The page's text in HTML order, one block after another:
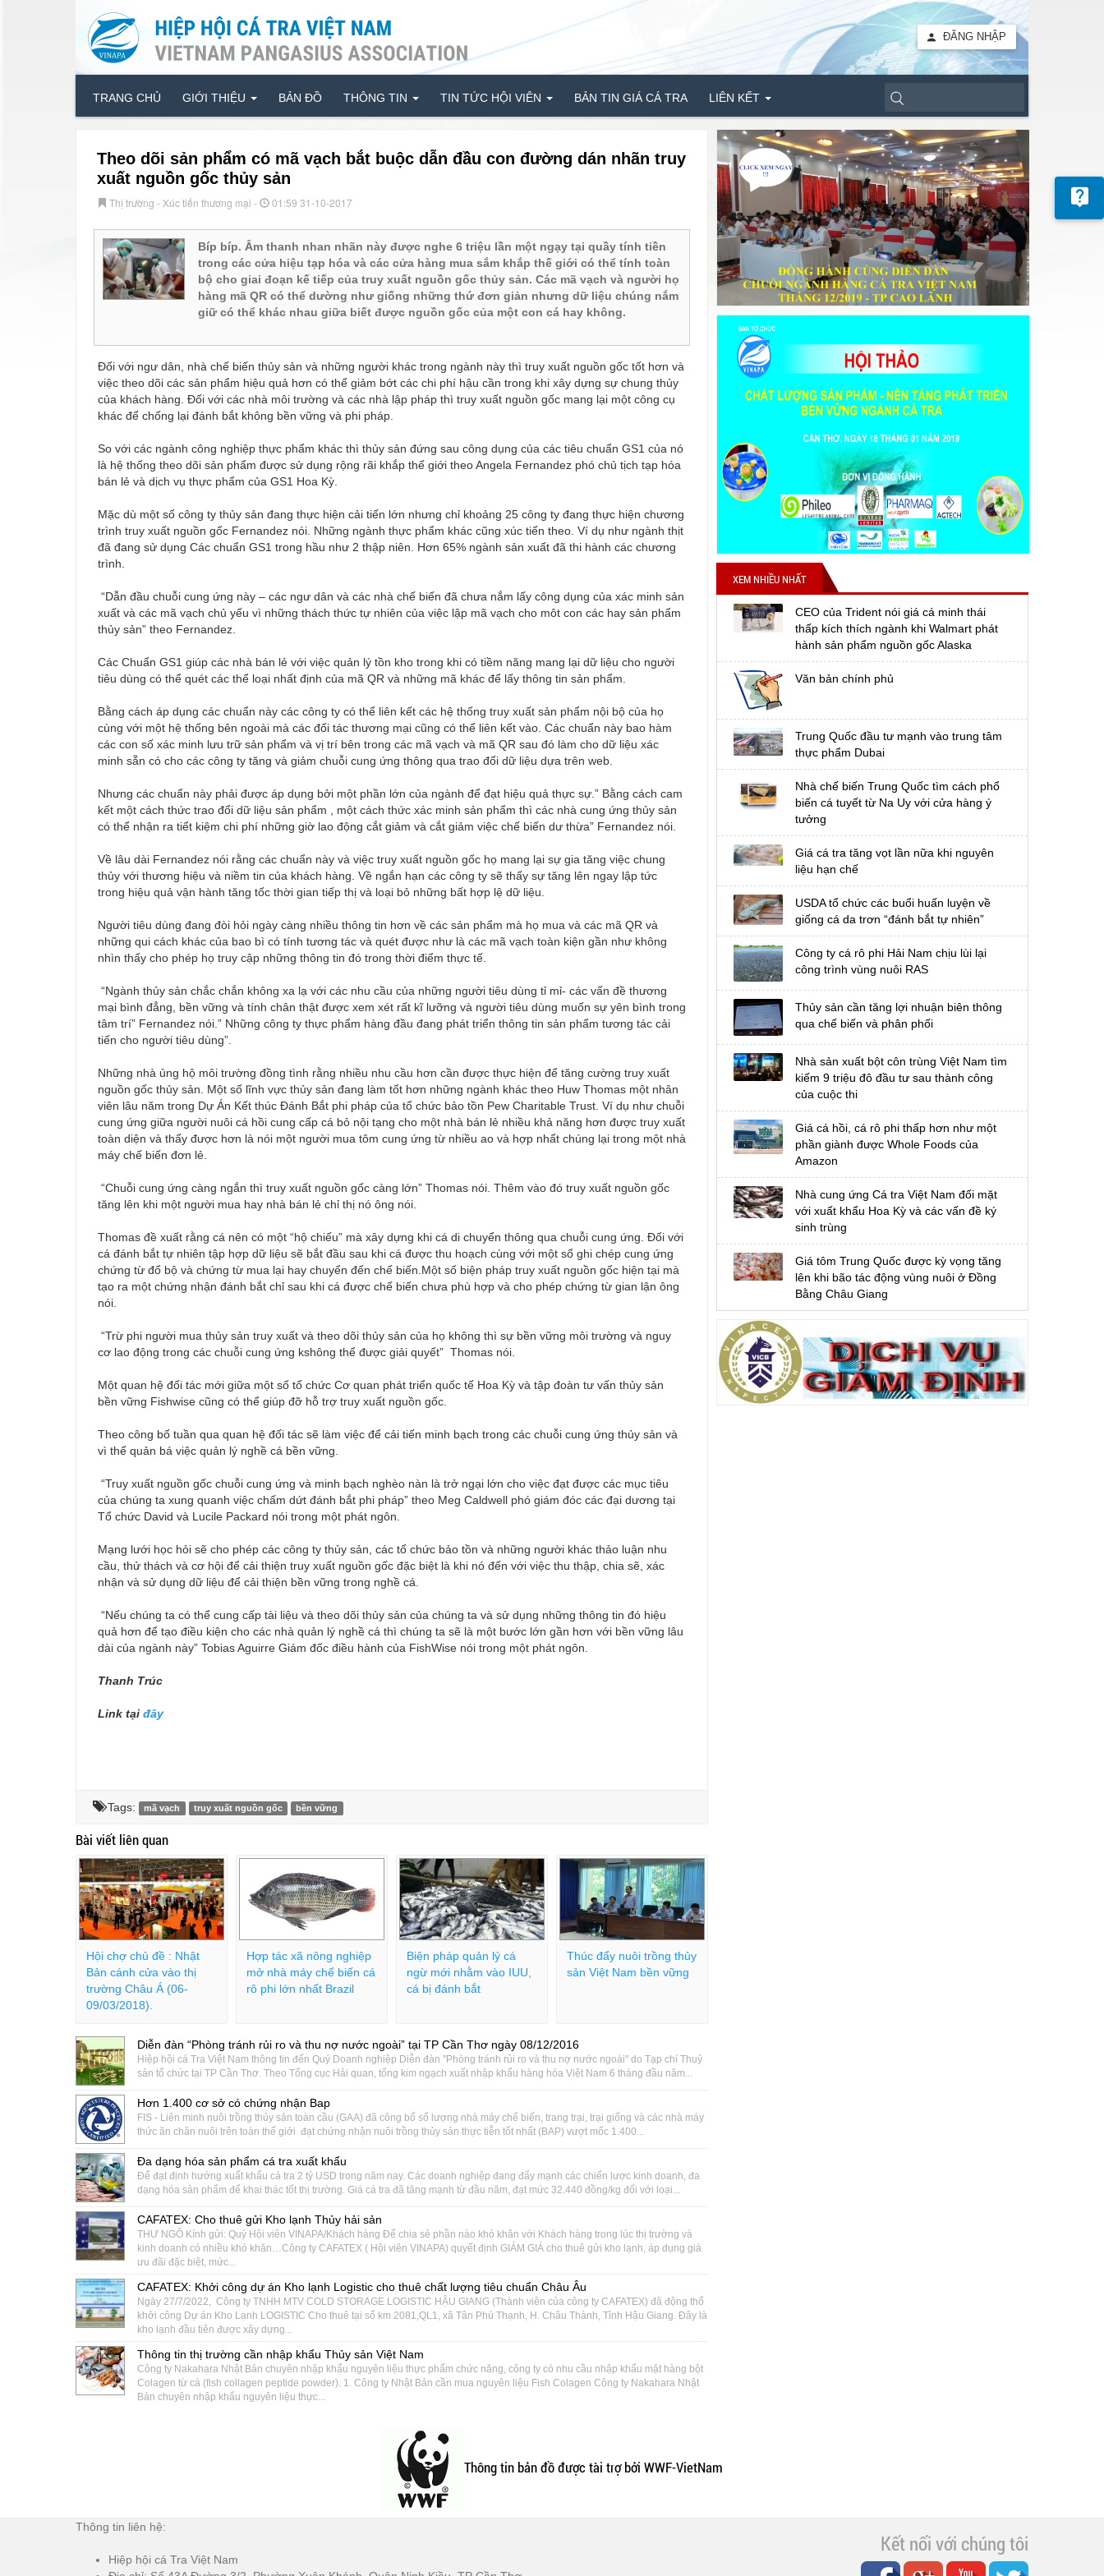
ĐĂNG NHẬP
TRANG CHỦ GIỚI THIỆU BẢN ĐỒ THÔNG TIN TIN TỨC HỘI VIÊN BẢN TIN GIÁ CÁ TRA LIÊN KẾT
Theo dõi sản phẩm có mã vạch bắt buộc dẫn đầu con đường dán nhãn truy
xuất nguồn gốc thủy sản
Thị trường - Xúc tiến thương mại - 01:59 31-10-2017
Bíp bíp. Âm thanh nhan nhãn này được nghe 6 triệu lần một ngạy tại quầy tính tiền
trong các cửa hiệu tạp hóa và các cửa hàng mua sắm khắp thế giới có thể tính toàn
bộ cho giai đoạn kế tiếp của truy xuất nguồn gốc thủy sản. Các mã vạch và người họ
hàng mã QR có thể dường như giống những thứ đơn giản nhưng dữ liệu chúng nắm
giữ có thể khác nhau giữa biết được nguồn gốc của một con cá hay không.
Đối với ngư dân, nhà chế biến thủy sản và những người khác trong ngành này thì truy xuất nguồn gốc tốt hơn và
việc theo dõi các sản phẩm hiệu quả hơn có thể giảm bớt các chi phí hậu cần trong khi xây dựng sự chung thủy
của khách hàng. Đối với các nhà môi trường và các nhà lập pháp thì truy xuất nguồn gốc mang lại một công cụ
khác để chống lại đánh bắt không bền vững và phi pháp.
So với các ngành công nghiệp thực phẩm khác thì thủy sản đứng sau công dụng của các tiêu chuẩn GS1 của nó
là hệ thống theo dõi sản phẩm được sử dụng rộng rãi khắp thế giới theo Angela Fernandez phó chủ tịch tạp hóa
bán lẻ và dịch vụ thực phẩm của GS1 Hoa Kỳ.
Mặc dù một số công ty thủy sản đang thực hiện cải tiến lớn nhưng chỉ khoảng 25 công ty đang thực hiện chương
trình truy xuất nguồn gốc Fernandez nói. Những ngành thực phẩm khác cũng xúc tiến theo. Ví dụ như ngành thịt
đã đang sử dụng Các chuẩn GS1 trong hầu như 2 thập niên. Hơn 65% ngành sản xuất đã thi hành các chương
trình.
“Dẫn đầu chuỗi cung ứng này – các ngư dân và các nhà chế biến đã chưa nắm lấy công dụng của xác minh sản
xuất và các mã vạch chủ yếu vì những thách thức tự nhiên của việc lập mã vạch cho môt con các hay sản phẩm
thủy sản” theo Fernandez.
Các Chuẩn GS1 giúp các nhà bán lẻ với việc quản lý tồn kho trong khi có tiềm năng mang lại dữ liệu cho người
tiêu dùng có thể quét các thể loại nhất định của mã QR và những mã khác để lấy thông tin sản phẩm.
Bằng cách áp dụng các chuẩn này các công ty có thể liên kết các hệ thống truy xuất sản phẩm nội bộ của họ
cùng với một hệ thống bên ngoài mà các đối tác thương mại cũng có thể liên kết vào. Các chuẩn này bao hàm
các con số xác minh lưu trữ sản phẩm và vị trí bên trong các mã vạch và mã QR sau đó làm cho dữ liệu xác
minh sẵn có cho các công ty tăng và giảm chuỗi cung ứng thông qua trao đổi dữ liệu dựa trên web.
Nhưng các chuẩn này phải được áp dụng bởi một phần lớn của ngành để đạt hiệu quả thực sự.” Bằng cách cam
kết một cách thức trao đổi dữ liệu sản phẩm , một cách thức xác minh sản phẩm thì các nhà cung ứng thủy sản
có thể nhận ra tiết kiệm chi phí những giờ lao động cắt giảm và cắt giảm việc chế biến dư thừa” Fernandez nói.
Về lâu dài Fernandez nói rằng các chuẩn này và việc truy xuất nguồn gốc họ mang lại sự gia tăng việc chung
thủy với thương hiệu và niềm tin của khách hàng. Về ngắn hạn các công ty sẽ thấy sự tăng lên ngay lập tức
trong hiệu quả vận hành tăng tốc thời gian tiếp thị và loại bỏ những bất hợp lệ dữ liệu.
Người tiêu dùng đang đòi hỏi ngày càng nhiều thông tin hơn về các sản phẩm mà họ mua và các mã QR và
những qui cách khác của bao bì có tính tương tác và quét được như là các mã vạch toàn kiện gần như không
nhìn thấy cho phép họ truy cập những thông tin đó trong thời điểm thực tế.
“Ngành thủy sản chắc chắn không xa lạ với các nhu cầu của những người tiêu dùng tỉ mỉ- các vấn đề thương
mại bình đẳng, bền vững và tính chân thật được xem xét rất kĩ lưỡng và người tiêu dùng muốn sự yên bình trong
tâm trí” Fernandez nói.” Những công ty thực phẩm hàng đầu đang phát triển thông tin sản phẩm tương tác cải
tiến cho người tiêu dùng”.
Những nhà ủng hộ môi trường đồng tình rằng nhiều nhu cầu hơn cần được thực hiện để tăng cường truy xuất
nguồn gốc thủy sản. Một số lĩnh vực thủy sản đang làm tốt hơn những ngành khác theo Huw Thomas một nhân
viên lâu năm trong Dự Án Kết thúc Đánh Bắt phi pháp của tổ chức bảo tồn Pew Charitable Trust. Ví dụ như chuỗi
cung ứng giữa người nuôi cá hồi cung cấp cá bỏ nội tạng cho một nhà bán lẻ nhiều khả năng hơn được truy xuất
toàn diện và thấy được hơn là nói một người mua tôm cung ứng từ nhiều ao và hợp nhất chúng lại trong một nhà
máy chế biến đơn lẻ.
“Chuỗi cung ứng càng ngắn thì truy xuất nguồn gốc càng lớn” Thomas nói. Thêm vào đó truy xuất nguồn gốc
tăng lên khi một người mua hay nhà bán lẻ chỉ thị nó ông nói.
Thomas đề xuất rằng cá nên có một “hộ chiếu” mà xây dựng khi cá di chuyển thông qua chuỗi cung ứng. Đối với
cá đánh bắt tự nhiên tập hợp dữ liệu sẽ bắt đầu sau khi cá được thu hoạch cùng với một sổ ghi chép cung ứng
chứng từ đổ bộ và chứng từ mua lại hay chuyển đến chế biến.Một số biện pháp truy xuất nguồn gốc hiện tại mà
tạo ra một chứng nhận đánh bắt chỉ sau khi cá được chế biến chưa phù hợp và cho phép chứng từ gian lận ông
nói.
“Trừ phi người mua thủy sản truy xuất và theo dõi thủy sản của họ không thì sự bền vững môi trường và nguy
cơ lao động trong các chuỗi cung ứng kshông thể được giải quyết” Thomas nói.
Một quan hệ đối tác mới giữa một số tổ chức Cơ quan phát triển quốc tế Hoa Kỳ và tập đoàn tư vấn thủy sản
bền vững Fishwise cũng có thể giúp đỡ hỗ trợ truy xuất nguồn gốc.
Theo công bố tuần qua quan hệ đối tác sẽ làm việc để cải tiến minh bạch trong các chuỗi cung ứng thủy sản và
vì thế quản bá việc quản lý nghề cá bền vững.
“Truy xuất nguồn gốc chuỗi cung ứng và minh bạch nghèo nàn là trở ngại lớn cho việc đạt được các mục tiêu
của chúng ta xung quanh việc chấm dứt đánh bắt phi pháp” theo Meg Caldwell phó giám đóc các đại dương tại
Tổ chức David và Lucile Packard nói trong một phát ngôn.
Mạng lưới học hỏi sẽ cho phép các công ty thủy sản, các tổ chức bảo tồn và những người khác thảo luận nhu
cầu, thử thách và cơ hội để cải thiện truy xuất nguồn gốc đặc biệt là khi nó đến với việc thu thập, chia sẽ, xác
nhận và sử dụng dữ liệu để cải thiện bền vững trong nghề cá.
“Nếu chúng ta có thể cung cấp tài liệu và theo dõi thủy sản của chúng ta và sử dụng những thông tin đó hiệu
quả hơn để tạo điều kiện cho các nhà quản lý nghề cá thì chúng ta sẽ là một bước lớn gần hơn với bền vững lâu
dài của ngành này” Tobias Aguirre Giám đốc điều hành của FishWise nói trong một phát ngôn.
Thanh Trúc
Link tại đây
Tags: mã vạch truy xuất nguồn gốc bền vững
Bài viết liên quan
Hội chợ chủ đề : Nhật
Bản cánh cửa vào thị
trường Châu Á (06-
09/03/2018).
Hợp tác xã nông nghiệp
mở nhà máy chế biến cá
rô phi lớn nhất Brazil
Biện pháp quản lý cá
ngừ mới nhằm vào IUU,
cá bị đánh bắt
Thúc đẩy nuôi trồng thủy
sản Việt Nam bền vững
Diễn đàn “Phòng tránh rủi ro và thu nợ nước ngoài” tại TP Cần Thơ ngày 08/12/2016
Hiệp hội cá Tra Việt Nam thông tin đến Quý Doanh nghiệp Diễn đàn "Phòng tránh rủi ro và thu nợ nước ngoài" do Tạp chí Thuỷ
sản tổ chức tại TP Cần Thơ. Theo Tổng cục Hải quan, tổng kim ngạch xuất nhập khẩu hàng hóa Việt Nam 6 tháng đầu năm...
Hơn 1.400 cơ sở có chứng nhận Bap
FIS - Liên minh nuôi trồng thủy sản toàn cầu (GAA) đã công bố số lượng nhà máy chế biến, trang trại, trại giống và các nhà máy
thức ăn chăn nuôi trên toàn thế giới đạt chứng nhận nuôi trồng thủy sản thực tiễn tốt nhất (BAP) vượt mốc 1.400...
Đa dạng hóa sản phẩm cá tra xuất khẩu
Để đạt định hướng xuất khẩu cá tra 2 tỷ USD trong năm nay. Các doanh nghiệp đang đẩy mạnh các chiến lược kinh doanh, đa
dạng hóa sản phẩm để khai thác tốt thị trường. Giá cá tra đã tăng mạnh từ đầu năm, đạt mức 32.440 đồng/kg đối với loại...
CAFATEX: Cho thuê gửi Kho lạnh Thủy hải sản
THƯ NGÕ Kính gửi: Quý Hội viên VINAPA/Khách hàng Để chia sẻ phần nào khó khăn với Khách hàng trong lúc thị trường và
kinh doanh có nhiều khó khăn…Công ty CAFATEX ( Hội viên VINAPA) quyết định GIẢM GIÁ cho thuê gửi kho lạnh, áp dụng giá
ưu đãi đặc biệt, mức...
CAFATEX: Khởi công dự án Kho lạnh Logistic cho thuê chất lượng tiêu chuẩn Châu Âu
Ngày 27/7/2022, Công ty TNHH MTV COLD STORAGE LOGISTIC HẬU GIANG (Thành viên của công ty CAFATEX) đã động thổ
khởi công Dự án Kho Lạnh LOGISTIC Cho thuê tại số km 2081,QL1, xã Tân Phú Thạnh, H. Châu Thành, Tỉnh Hậu Giang. Đây là
kho lạnh đầu tiên được xây dựng...
Thông tin thị trường cần nhập khẩu Thủy sản Việt Nam
Công ty Nakahara Nhật Bản chuyên nhập khẩu nguyên liệu thực phẩm chức năng, công ty có nhu cầu nhập khẩu mặt hàng bột
Colagen từ cá (fish collagen peptide powder). 1. Công ty Nhật Bản cần mua nguyên liệu Fish Colagen Công ty Nakahara Nhật
Bản chuyên nhập khẩu nguyên liệu thực...
XEM NHIỀU NHẤT
CEO của Trident nói giá cá minh thái
thấp kích thích ngành khi Walmart phát
hành sản phẩm nguồn gốc Alaska
Văn bản chính phủ
Trung Quốc đầu tư mạnh vào trung tâm
thực phẩm Dubai
Nhà chế biến Trung Quốc tìm cách phổ
biến cá tuyết từ Na Uy với cửa hàng ý
tưởng
Giá cá tra tăng vọt lần nữa khi nguyên
liệu hạn chế
USDA tổ chức các buổi huấn luyện về
giống cá da trơn “đánh bắt tự nhiên”
Công ty cá rô phi Hải Nam chịu lùi lại
công trình vùng nuôi RAS
Thủy sản cần tăng lợi nhuận biên thông
qua chế biến và phân phối
Nhà sản xuất bột côn trùng Việt Nam tìm
kiếm 9 triệu đô đầu tư sau thành công
của cuộc thi
Giá cá hồi, cá rô phi thấp hơn như một
phần giành được Whole Foods của
Amazon
Nhà cung ứng Cá tra Việt Nam đối mặt
với xuất khẩu Hoa Kỳ và các vấn đề ký
sinh trùng
Giá tôm Trung Quốc được kỳ vọng tăng
lên khi bão tác động vùng nuôi ở Đồng
Bằng Châu Giang
Thông tin bản đồ được tài trợ bởi WWF-VietNam
Thông tin liên hệ:
Hiệp hội cá Tra Việt Nam
Kết nối với chúng tôi